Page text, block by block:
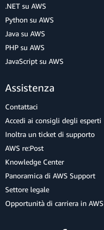
.NET su AWS
Python su AWS
Java su AWS
PHP su AWS
JavaScript su AWS
Assistenza
Contattaci
Accedi ai consigli degli esperti
Inoltra un ticket di supporto
AWS re:Post
Knowledge Center
Panoramica di AWS Support
Settore legale
Opportunità di carriera in AWS